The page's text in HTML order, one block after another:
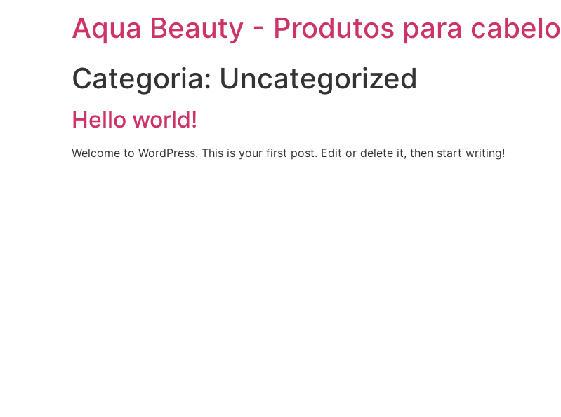
Aqua Beauty - Produtos para cabelo
Categoria: Uncategorized
Hello world!
Welcome to WordPress. This is your first post. Edit or delete it, then start writing!